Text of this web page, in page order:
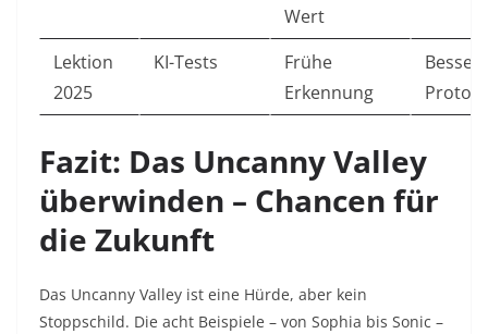
Wert
Lektion
2025
KI-Tests
Frühe
Erkennung
Fazit: Das Uncanny Valley
überwinden – Chancen für
die Zukunft
Das Uncanny Valley ist eine Hürde, aber kein
Stoppschild. Die acht Beispiele – von Sophia bis Sonic –